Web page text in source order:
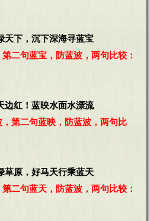
天下，沉下深海寻蓝宝
二句蓝宝，防蓝波，两句比较：
边红！蓝映水面水漂流
第二句蓝映，防蓝波，两句比
草原，好马天行乘蓝天
二句蓝天，防蓝波，两句比较：